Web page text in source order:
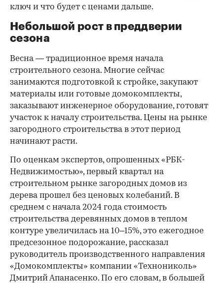
ключ и что будет с ценами дальше.
Небольшой рост в преддверии
сезона
Весна — традиционное время начала
строительного сезона. Многие сейчас
занимаются подготовкой к стройке, закупают
материалы или готовые домокомплекты,
заказывают инженерное оборудование, готовят
участок к началу строительства. Цены на рынке
загородного строительства в этот период
начинают расти.
По оценкам экспертов, опрошенных «РБК-
Недвижимостью», первый квартал на
строительном рынке загородных домов из
дерева прошел без ценовых колебаний. В
среднем с начала 2024 года стоимость
строительства деревянных домов в теплом
контуре увеличилась на 10–15%, это ежегодное
предсезонное подорожание, рассказал
руководитель производственного направления
«Домокомплекты» компании «Технониколь»
Дмитрий Апанасенко. По его словам, в большей